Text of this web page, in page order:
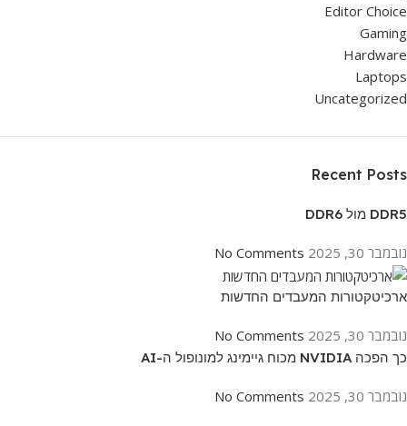
Editor Choice
Gaming
Hardware
Laptops
Uncategorized
Recent Posts
DDR5 מול DDR6
נובמבר 30, 2025 No Comments
ארכיטקטורות המעבדים החדשות
נובמבר 30, 2025 No Comments
כך הפכה NVIDIA מכוח גיימינג למונופול ה-AI
נובמבר 30, 2025 No Comments